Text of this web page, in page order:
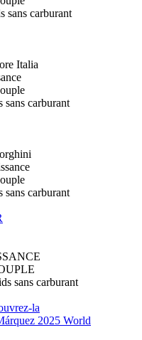
sans carburant
Italia
sans carburant
sans carburant
sans carburant
la
2025 World